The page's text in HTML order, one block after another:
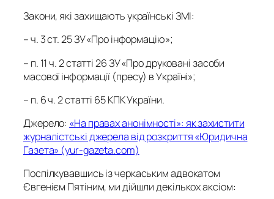
Закони, які захищають українські ЗМІ:
– ч. 3 ст. 25 ЗУ «Про інформацію»;
– п. 11 ч. 2 статті 26 ЗУ «Про друковані засоби
масової інформації (пресу) в Україні»;
– п. 6 ч. 2 статті 65 КПК України.
Джерело: «На правах анонімності»: як захистити
журналістські джерела від розкриття «Юридична
Газета» (yur-gazeta.com)
Поспілкувавшись із черкаським адвокатом
Євгенієм Пятіним, ми дійшли декількох аксіом: